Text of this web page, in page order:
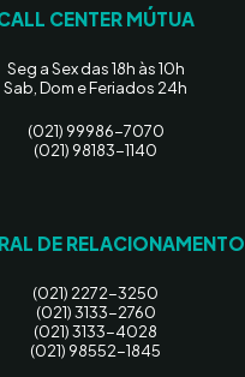
CENTER MÚTUA
Seg a Sex das 18h às 10h
Sab, Dom e Feriados 24h
(021) 99986-7070
(021) 98183-1140
DE RELACIONAMENTO
(021) 2272-3250
(021) 3133-2760
(021) 3133-4028
(021) 98552-1845